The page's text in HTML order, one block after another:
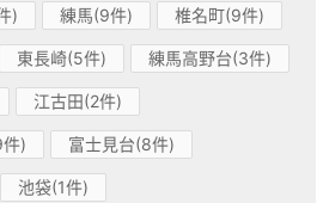
) 練馬(9件) 椎名町(9件)
東長崎(5件) 練馬高野台(3件)
江古田(2件)
) 富士見台(8件)
池袋(1件)